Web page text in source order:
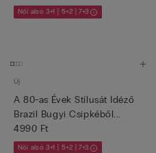
Női alsó 3+1 | 5+2 | 7+3
Új
A 80-as Évek Stílusát Idéző
Brazil Bugyi Csipkéből...
4990 Ft
Női alsó 3+1 | 5+2 | 7+3